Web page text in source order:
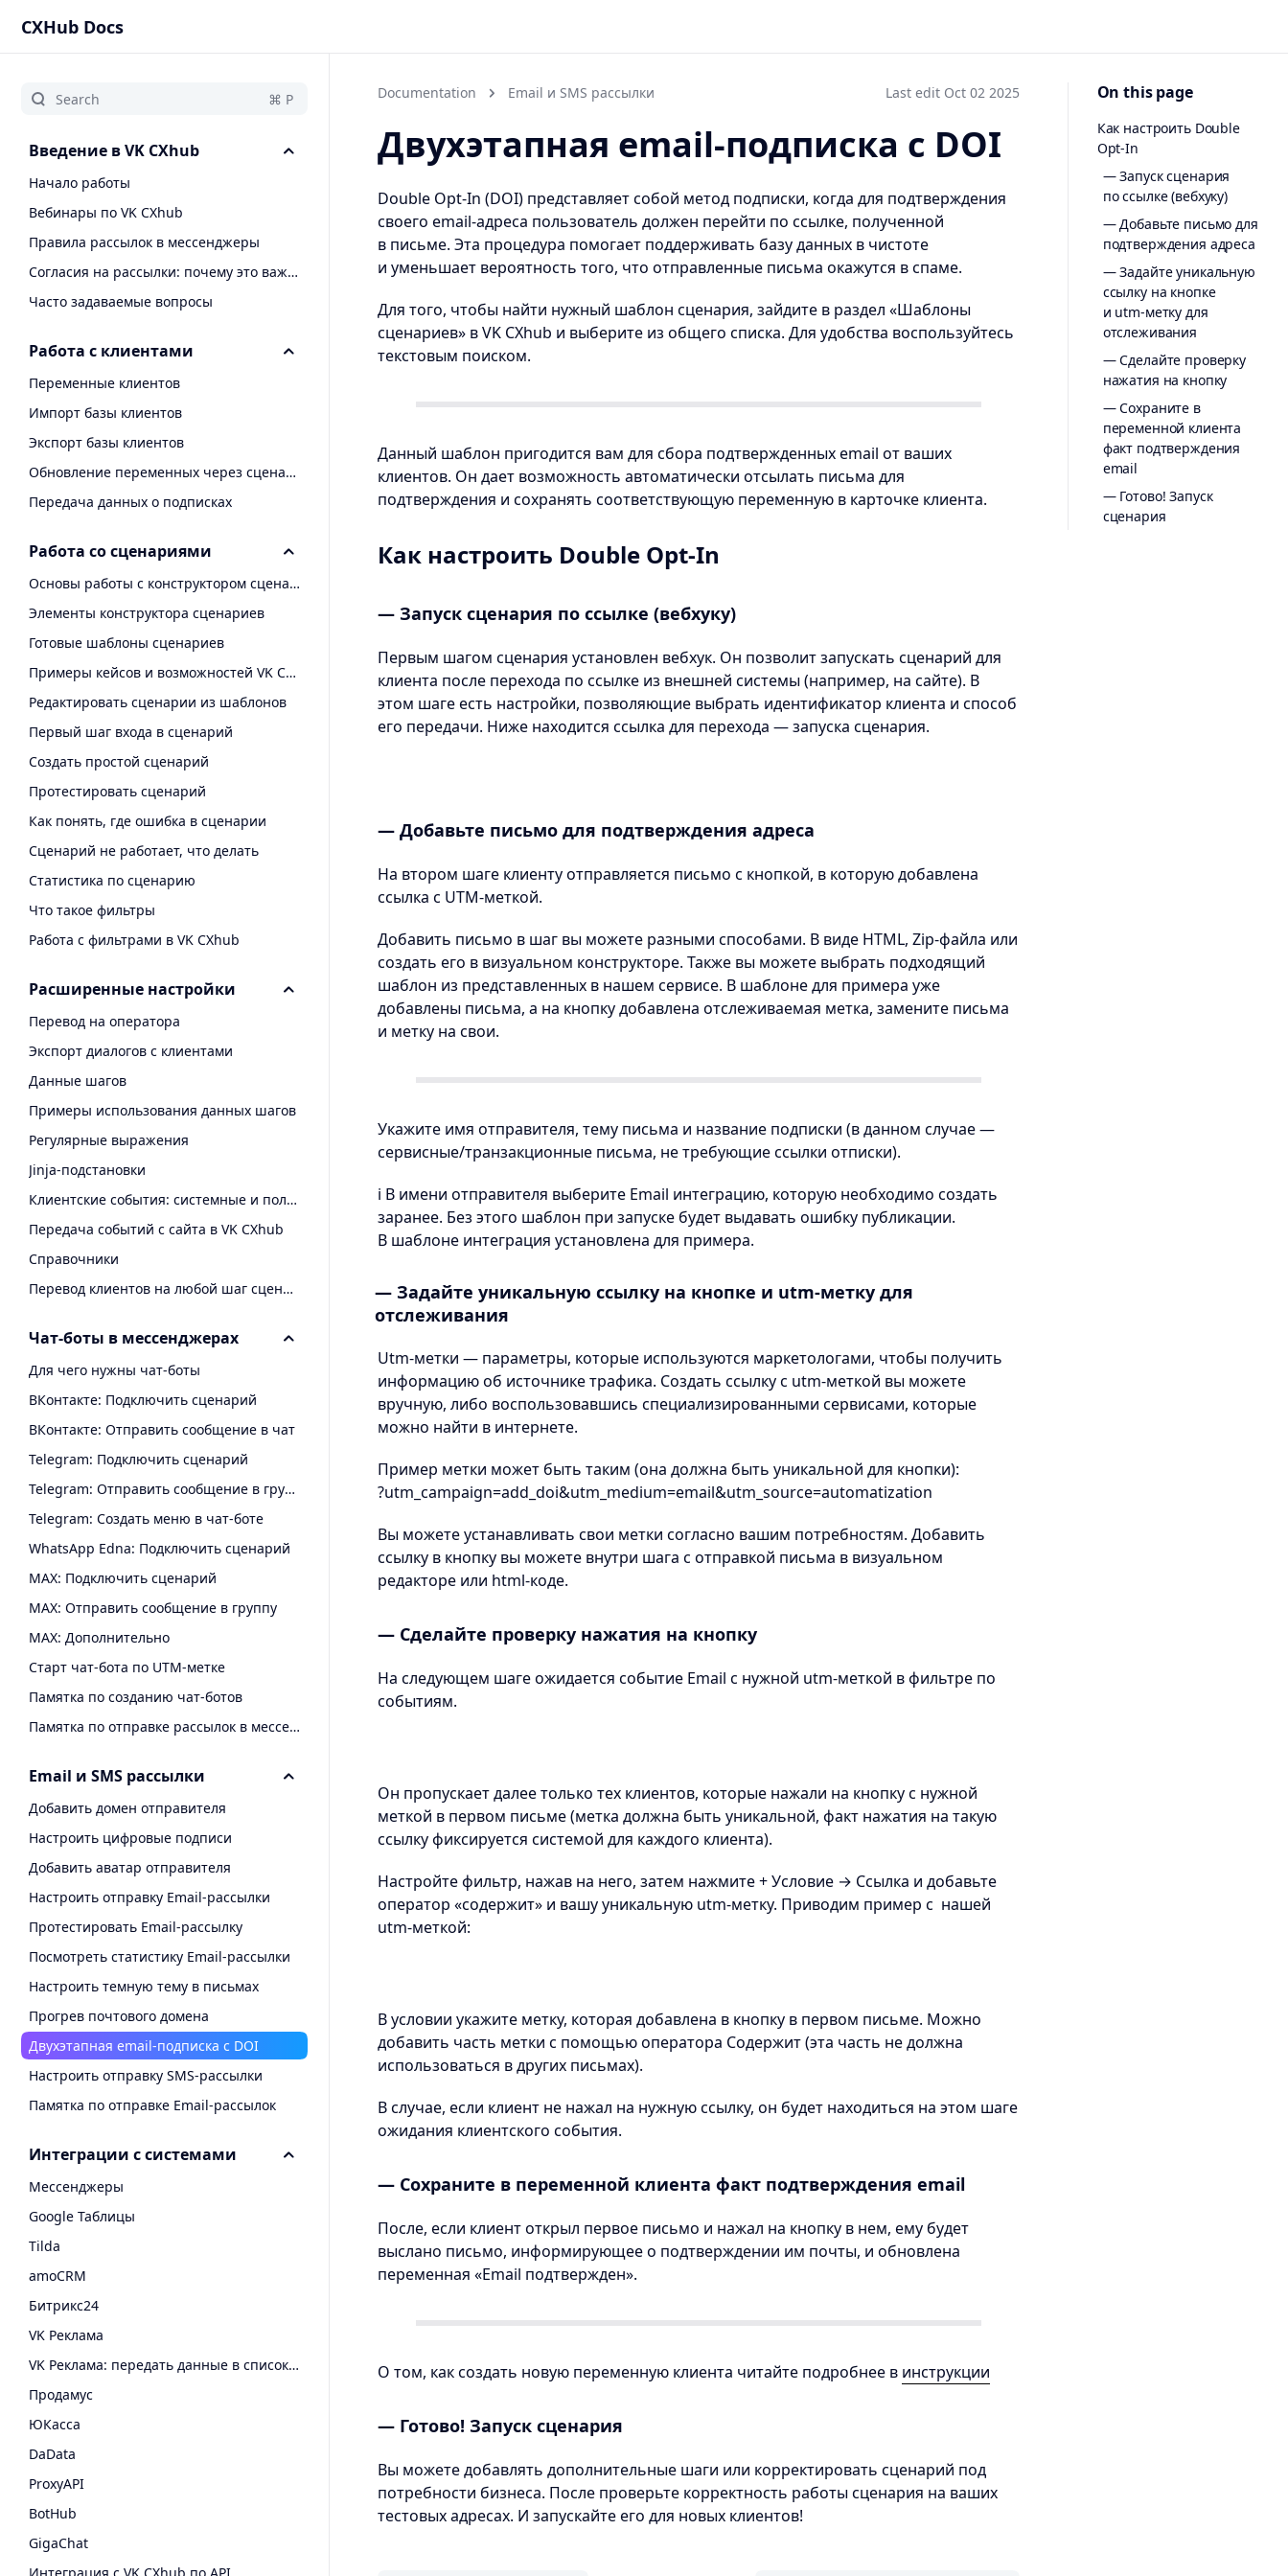
CXHub Docs
Введение в VK CXhub
Начало работы
Вебинары по VK CXhub
Правила рассылок в мессенджеры
Согласия на рассылки: почему это важно
Часто задаваемые вопросы
Работа с клиентами
Переменные клиентов
Импорт базы клиентов
Экспорт базы клиентов
Обновление переменных через сценарий
Передача данных о подписках
Работа со сценариями
Основы работы с конструктором сценариев
Элементы конструктора сценариев
Готовые шаблоны сценариев
Примеры кейсов и возможностей VK CXhub
Редактировать сценарии из шаблонов
Первый шаг входа в сценарий
Создать простой сценарий
Протестировать сценарий
Как понять, где ошибка в сценарии
Сценарий не работает, что делать
Статистика по сценарию
Что такое фильтры
Работа с фильтрами в VK CXhub
Расширенные настройки
Перевод на оператора
Экспорт диалогов с клиентами
Данные шагов
Примеры использования данных шагов
Регулярные выражения
Jinja-подстановки
Клиентские события: системные и пользовательские
Передача событий с сайта в VK CXhub
Справочники
Перевод клиентов на любой шаг сценария
Чат-боты в мессенджерах
Для чего нужны чат-боты
ВКонтакте: Подключить сценарий
ВКонтакте: Отправить сообщение в чат
Telegram: Подключить сценарий
Telegram: Отправить сообщение в группу с помощью чат-бота
Telegram: Создать меню в чат-боте
WhatsApp Edna: Подключить сценарий
MAX: Подключить сценарий
MAX: Отправить сообщение в группу
MAX: Дополнительно
Старт чат-бота по UTM-метке
Памятка по созданию чат-ботов
Памятка по отправке рассылок в мессенджеры
Email и SMS рассылки
Добавить домен отправителя
Настроить цифровые подписи
Добавить аватар отправителя
Настроить отправку Email-рассылки
Протестировать Email-рассылку
Посмотреть статистику Email-рассылки
Настроить темную тему в письмах
Прогрев почтового домена
Двухэтапная email-подписка с DOI
Настроить отправку SMS-рассылки
Памятка по отправке Email-рассылок
Интеграции с системами
Мессенджеры
Google Таблицы
Tilda
amoCRM
Битрикс24
VK Реклама
VK Реклама: передать данные в список пользователей
Продамус
ЮКасса
DaData
ProxyAPI
BotHub
GigaChat
Documentation Email и SMS рассылки Last edit Oct 02 2025
Двухэтапная email-подписка с DOI
Double Opt-In (DOI) представляет собой метод подписки, когда для подтверждения
своего email-адреса пользователь должен перейти по ссылке, полученной
в письме. Эта процедура помогает поддерживать базу данных в чистоте
и уменьшает вероятность того, что отправленные письма окажутся в спаме.
Для того, чтобы найти нужный шаблон сценария, зайдите в раздел «Шаблоны
сценариев» в VK CXhub и выберите из общего списка. Для удобства воспользуйтесь
текстовым поиском.
Данный шаблон пригодится вам для сбора подтвержденных email от ваших
клиентов. Он дает возможность автоматически отсылать письма для
подтверждения и сохранять соответствующую переменную в карточке клиента.
Как настроить Double Opt-In
— Запуск сценария по ссылке (вебхуку)
Первым шагом сценария установлен вебхук. Он позволит запускать сценарий для
клиента после перехода по ссылке из внешней системы (например, на сайте). В
этом шаге есть настройки, позволяющие выбрать идентификатор клиента и способ
его передачи. Ниже находится ссылка для перехода — запуска сценария.
— Добавьте письмо для подтверждения адреса
На втором шаге клиенту отправляется письмо с кнопкой, в которую добавлена
ссылка с UTM-меткой.
Добавить письмо в шаг вы можете разными способами. В виде HTML, Zip-файла или
создать его в визуальном конструкторе. Также вы можете выбрать подходящий
шаблон из представленных в нашем сервисе. В шаблоне для примера уже
добавлены письма, а на кнопку добавлена отслеживаемая метка, замените письма
и метку на свои.
Укажите имя отправителя, тему письма и название подписки (в данном случае —
сервисные/транзакционные письма, не требующие ссылки отписки).
ℹ️ В имени отправителя выберите Email интеграцию, которую необходимо создать
заранее. Без этого шаблон при запуске будет выдавать ошибку публикации.
В шаблоне интеграция установлена для примера.
— Задайте уникальную ссылку на кнопке и utm-метку для
отслеживания
Utm-метки — параметры, которые используются маркетологами, чтобы получить
информацию об источнике трафика. Создать ссылку с utm-меткой вы можете
вручную, либо воспользовавшись специализированными сервисами, которые
можно найти в интернете.
Пример метки может быть таким (она должна быть уникальной для кнопки):
?utm_campaign=add_doi&utm_medium=email&utm_source=automatization
Вы можете устанавливать свои метки согласно вашим потребностям. Добавить
ссылку в кнопку вы можете внутри шага с отправкой письма в визуальном
редакторе или html-коде.
— Сделайте проверку нажатия на кнопку
На следующем шаге ожидается событие Email с нужной utm-меткой в фильтре по
событиям.
Он пропускает далее только тех клиентов, которые нажали на кнопку с нужной
меткой в первом письме (метка должна быть уникальной, факт нажатия на такую
ссылку фиксируется системой для каждого клиента).
Настройте фильтр, нажав на него, затем нажмите + Условие → Ссылка и добавьте
оператор «содержит» и вашу уникальную utm-метку. Приводим пример с нашей
utm-меткой:
В условии укажите метку, которая добавлена в кнопку в первом письме. Можно
добавить часть метки с помощью оператора Содержит (эта часть не должна
использоваться в других письмах).
В случае, если клиент не нажал на нужную ссылку, он будет находиться на этом шаге
ожидания клиентского события.
— Сохраните в переменной клиента факт подтверждения email
После, если клиент открыл первое письмо и нажал на кнопку в нем, ему будет
выслано письмо, информирующее о подтверждении им почты, и обновлена
переменная «Email подтвержден».
О том, как создать новую переменную клиента читайте подробнее в инструкции
— Готово! Запуск сценария
Вы можете добавлять дополнительные шаги или корректировать сценарий под
потребности бизнеса. После проверьте корректность работы сценария на ваших
тестовых адресах. И запускайте его для новых клиентов!
On this page
Как настроить Double
Opt-In
— Запуск сценария
по ссылке (вебхуку)
— Добавьте письмо для
подтверждения адреса
— Задайте уникальную
ссылку на кнопке
и utm-метку для
отслеживания
— Сделайте проверку
нажатия на кнопку
— Сохраните в
переменной клиента
факт подтверждения
email
— Готово! Запуск
сценария